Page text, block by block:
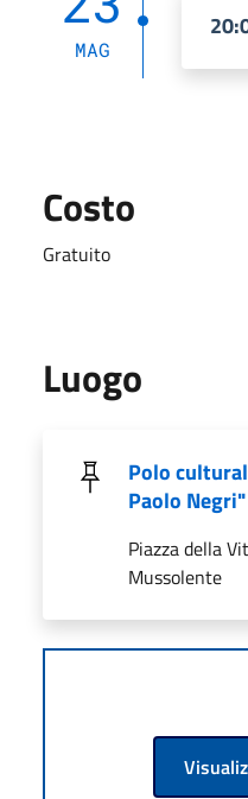
MAG
Costo
Gratuito
Luogo
Polo
Paolo Negri"
Piazza della
Mussolente